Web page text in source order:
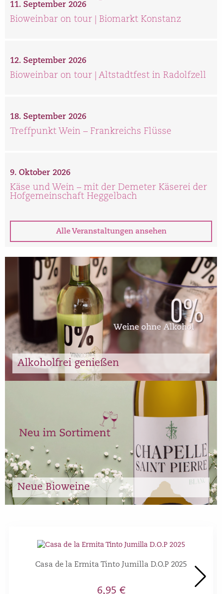
11. September 2026
Bioweinbar on tour | Biomarkt Konstanz
12. September 2026
Bioweinbar on tour | Altstadtfest in Radolfzell
18. September 2026
Treffpunkt Wein – Frankreichs Flüsse
9. Oktober 2026
Käse und Wein – mit der Demeter Käserei der
Hofgemeinschaft Heggelbach
Alle Veranstaltungen ansehen
Alkoholfrei genießen
Neue Bioweine
Casa de la Ermita Tinto Jumilla D.O.P 2025
6,95 €